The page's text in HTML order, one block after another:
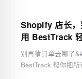
Shopify 店长
用 BestTrack
别再猜订单去哪了
BestTrack 帮你把